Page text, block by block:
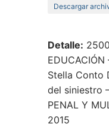
Descargar
Detalle:
Stella Conto
del siniestro
PENAL Y
2015